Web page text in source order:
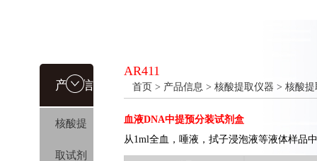
产品信
息
核酸提
取试剂
AR411
首页 > 产品信息 > 核酸提取仪器 > 核酸提
血液DNA中提预分装试剂盒
从1ml全血，唾液，拭子浸泡液等液体样品